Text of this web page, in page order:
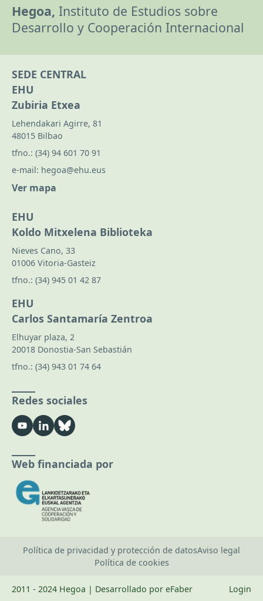
Hegoa, Instituto de Estudios sobre
Desarrollo y Cooperación Internacional
SEDE CENTRAL
EHU
Zubiria Etxea
Lehendakari Agirre, 81
48015 Bilbao
tfno.: (34) 94 601 70 91
e-mail: hegoa@ehu.eus
Ver mapa
EHU
Koldo Mitxelena Biblioteka
Nieves Cano, 33
01006 Vitoria-Gasteiz
tfno.: (34) 945 01 42 87
EHU
Carlos Santamaría Zentroa
Elhuyar plaza, 2
20018 Donostia-San Sebastián
tfno.: (34) 943 01 74 64
Redes sociales
Web financiada por
Política de privacidad y protección de datosAviso legal
Política de cookies
2011 - 2024 Hegoa | Desarrollado por eFaber Login